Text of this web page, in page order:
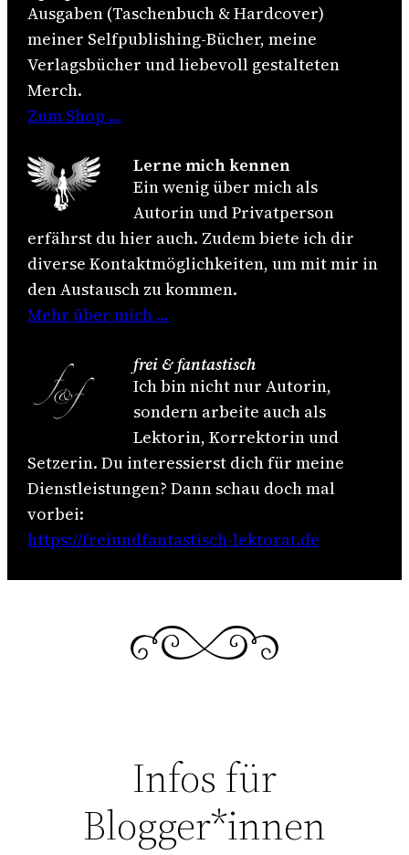
Ausgaben (Taschenbuch & Hardcover)
meiner Selfpublishing-Bücher, meine
Verlagsbücher und liebevoll gestalteten
Merch.
Zum Shop …
Lerne mich kennen
Ein wenig über mich als
Autorin und Privatperson
erfährst du hier auch. Zudem biete ich dir
diverse Kontaktmöglichkeiten, um mit mir in
den Austausch zu kommen.
Mehr über mich …
frei & fantastisch
Ich bin nicht nur Autorin,
sondern arbeite auch als
Lektorin, Korrektorin und
Setzerin. Du interessierst dich für meine
Dienstleistungen? Dann schau doch mal
vorbei:
https://freiundfantastisch-lektorat.de
Infos für
Blogger*innen